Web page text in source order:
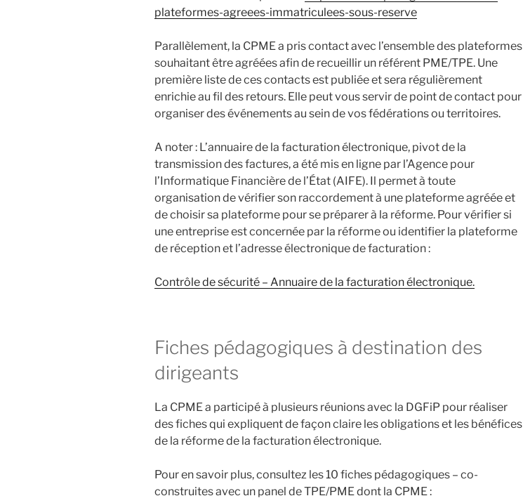
plateformes-agreees-immatriculees-sous-reserve
Parallèlement, la CPME a pris contact avec l’ensemble des plateformes
souhaitant être agréées afin de recueillir un référent PME/TPE. Une
première liste de ces contacts est publiée et sera régulièrement
enrichie au fil des retours. Elle peut vous servir de point de contact pour
organiser des événements au sein de vos fédérations ou territoires.
A noter : L’annuaire de la facturation électronique, pivot de la
transmission des factures, a été mis en ligne par l’Agence pour
l’Informatique Financière de l’État (AIFE). Il permet à toute
organisation de vérifier son raccordement à une plateforme agréée et
de choisir sa plateforme pour se préparer à la réforme. Pour vérifier si
une entreprise est concernée par la réforme ou identifier la plateforme
de réception et l’adresse électronique de facturation :
Contrôle de sécurité – Annuaire de la facturation électronique.
Fiches pédagogiques à destination des
dirigeants
La CPME a participé à plusieurs réunions avec la DGFiP pour réaliser
des fiches qui expliquent de façon claire les obligations et les bénéfices
de la réforme de la facturation électronique.
Pour en savoir plus, consultez les 10 fiches pédagogiques – co-
construites avec un panel de TPE/PME dont la CPME :